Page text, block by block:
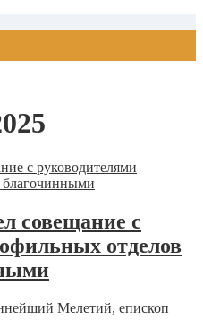
совещание с
отделов
Мелетий, епископ